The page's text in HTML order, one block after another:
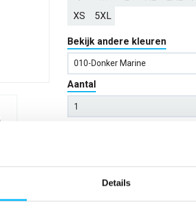
Details
XS
5XL
Bekijk andere kleuren
010-Donker Marine
Aantal